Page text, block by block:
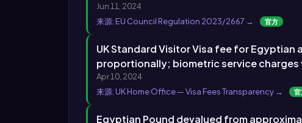
Jun 11, 2024
来源: EU Council Regulation 2023/2667 →
官方
UK Standard Visitor Visa fee for
proportionally; biometric service charges
Apr 10, 2024
来源: UK Home Office — Visa Fees Transparency →
官
Egyptian Pound devalued from